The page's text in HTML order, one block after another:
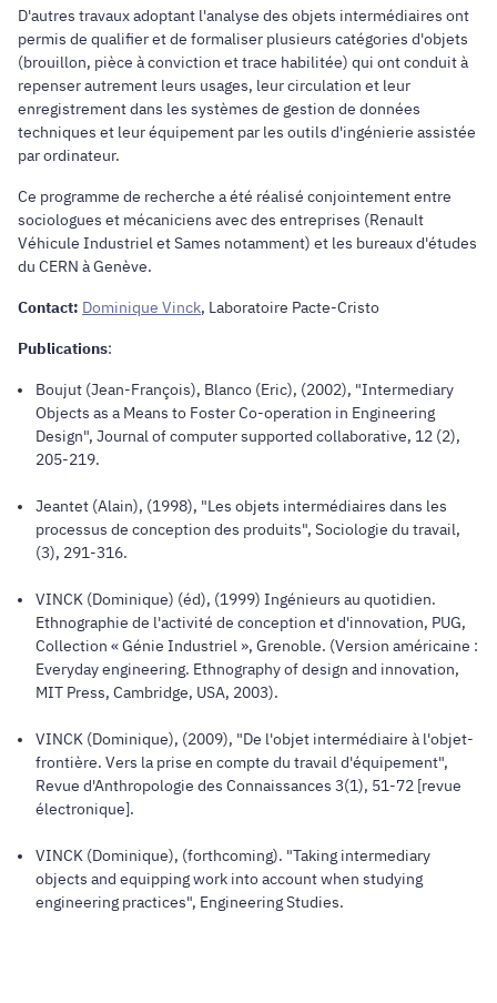
D'autres travaux adoptant l'analyse des objets intermédiaires ont
permis de qualifier et de formaliser plusieurs catégories d'objets
(brouillon, pièce à conviction et trace habilitée) qui ont conduit à
repenser autrement leurs usages, leur circulation et leur
enregistrement dans les systèmes de gestion de données
techniques et leur équipement par les outils d'ingénierie assistée
par ordinateur.
Ce programme de recherche a été réalisé conjointement entre
sociologues et mécaniciens avec des entreprises (Renault
Véhicule Industriel et Sames notamment) et les bureaux d'études
du CERN à Genève.
Contact: Dominique Vinck, Laboratoire Pacte-Cristo
Publications:
Boujut (Jean-François), Blanco (Eric), (2002), "Intermediary
Objects as a Means to Foster Co-operation in Engineering
Design", Journal of computer supported collaborative, 12 (2),
205-219.
Jeantet (Alain), (1998), "Les objets intermédiaires dans les
processus de conception des produits", Sociologie du travail,
(3), 291-316.
VINCK (Dominique) (éd), (1999) Ingénieurs au quotidien.
Ethnographie de l'activité de conception et d'innovation, PUG,
Collection « Génie Industriel », Grenoble. (Version américaine :
Everyday engineering. Ethnography of design and innovation,
MIT Press, Cambridge, USA, 2003).
VINCK (Dominique), (2009), "De l'objet intermédiaire à l'objet-
frontière. Vers la prise en compte du travail d'équipement",
Revue d'Anthropologie des Connaissances 3(1), 51-72 [revue
électronique].
VINCK (Dominique), (forthcoming). "Taking intermediary
objects and equipping work into account when studying
engineering practices", Engineering Studies.